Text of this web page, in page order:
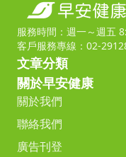
服務時間：週一～週五
客戶服務專線：02-
文章分類
關於早安健康
關於我們
聯絡我們
廣告刊登